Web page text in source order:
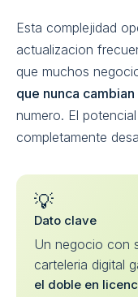
Esta complejidad
actualizacion
que muchos
que nunca cambian
numero. El
completamente
💡
Dato clave
Un negocio con
carteleria digital
el doble en